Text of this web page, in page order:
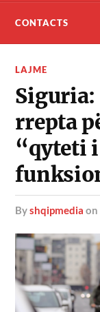
CONTACTS
LAJME
rrepta
“qyteti
byshqipmedia on